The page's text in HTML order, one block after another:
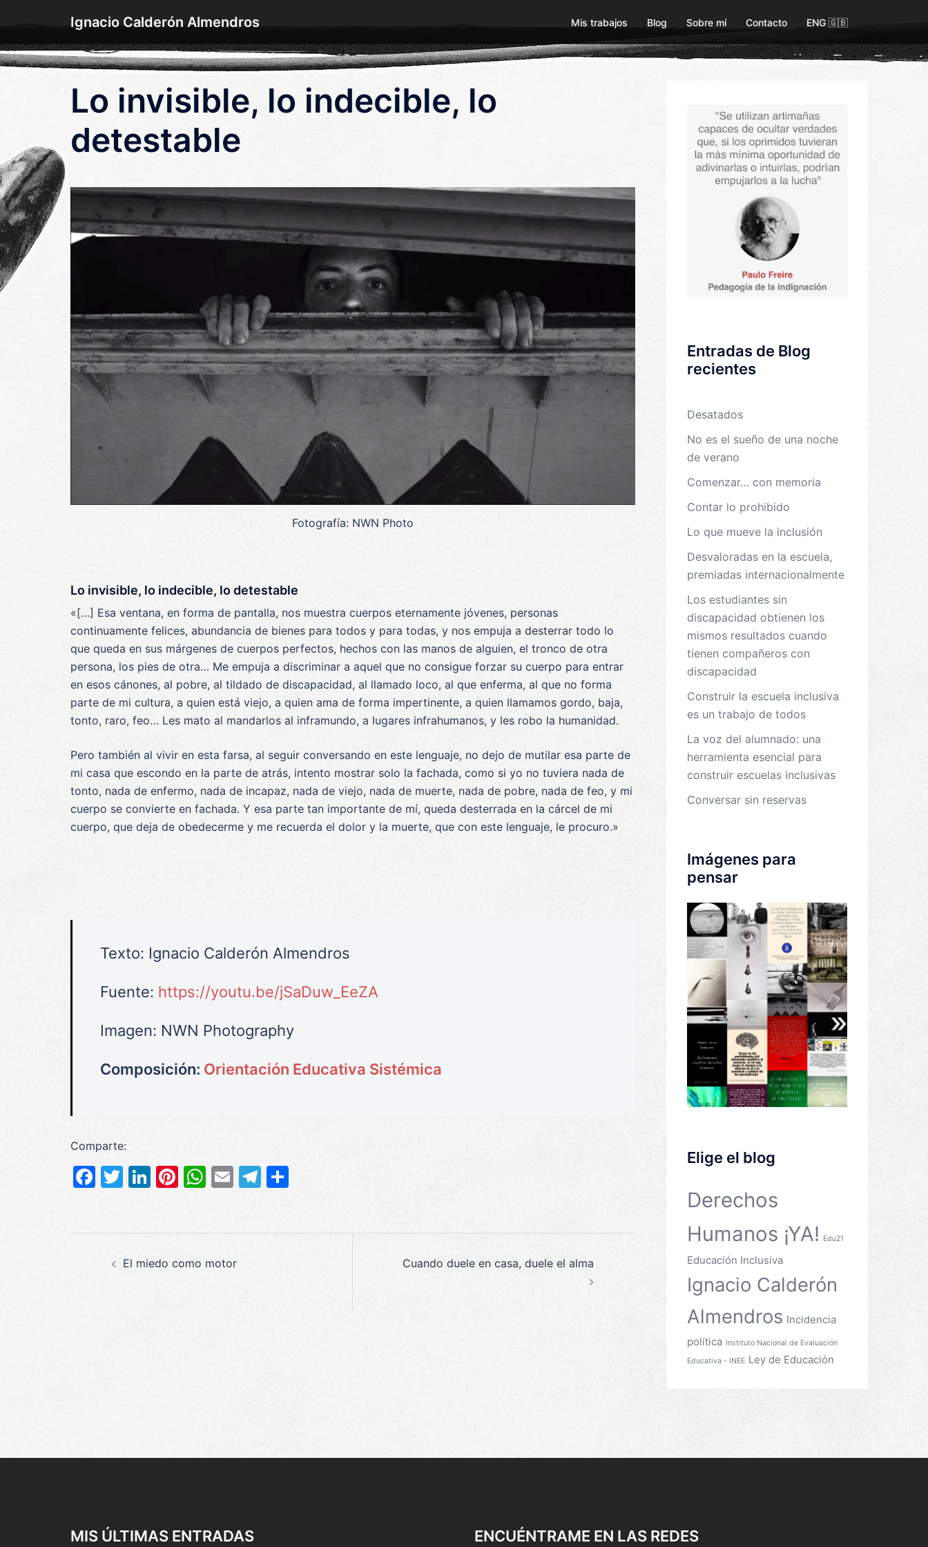
al
contenido
Ignacio Calderón Almendros Mis trabajos Blog Sobre mí Contacto ENG 🇬🇧
Lo invisible, lo indecible, lo
detestable
Fotografía: NWN Photo
Lo invisible, lo indecible, lo detestable
«[…] Esa ventana, en forma de pantalla, nos muestra cuerpos eternamente jóvenes, personas
continuamente felices, abundancia de bienes para todos y para todas, y nos empuja a desterrar todo lo
que queda en sus márgenes de cuerpos perfectos, hechos con las manos de alguien, el tronco de otra
persona, los pies de otra… Me empuja a discriminar a aquel que no consigue forzar su cuerpo para entrar
en esos cánones, al pobre, al tildado de discapacidad, al llamado loco, al que enferma, al que no forma
parte de mi cultura, a quien está viejo, a quien ama de forma impertinente, a quien llamamos gordo, baja,
tonto, raro, feo… Les mato al mandarlos al inframundo, a lugares infrahumanos, y les robo la humanidad.
Pero también al vivir en esta farsa, al seguir conversando en este lenguaje, no dejo de mutilar esa parte de
mi casa que escondo en la parte de atrás, intento mostrar solo la fachada, como si yo no tuviera nada de
tonto, nada de enfermo, nada de incapaz, nada de viejo, nada de muerte, nada de pobre, nada de feo, y mi
cuerpo se convierte en fachada. Y esa parte tan importante de mí, queda desterrada en la cárcel de mi
cuerpo, que deja de obedecerme y me recuerda el dolor y la muerte, que con este lenguaje, le procuro.»
Texto: Ignacio Calderón Almendros
Fuente: https://youtu.be/jSaDuw_EeZA
Imagen: NWN Photography
Composición: Orientación Educativa Sistémica
Comparte:
Facebook
Twitter
LinkedIn
Pinterest
WhatsApp
EmailTelegram
El miedo como motor Cuando duele en casa, duele el alma
Entradas de Blog
recientes
Desatados
No es el sueño de una noche
de verano
Comenzar… con memoria
Contar lo prohibido
Lo que mueve la inclusión
Desvaloradas en la escuela,
premiadas internacionalmente
Los estudiantes sin
discapacidad obtienen los
mismos resultados cuando
tienen compañeros con
discapacidad
Construir la escuela inclusiva
es un trabajo de todos
La voz del alumnado: una
herramienta esencial para
construir escuelas inclusivas
Conversar sin reservas
Imágenes para
pensar
Elige el blog
Derechos
Humanos ¡YA!
Edu21
Educación Inclusiva
Ignacio Calderón
Almendros Incidencia
política Instituto Nacional de Evaluación
Educativa - INEE Ley de Educación
MIS ÚLTIMAS ENTRADAS ENCUÉNTRAME EN LAS REDES